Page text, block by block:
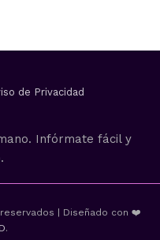
de Privacidad
Infórmate fácil y
| Diseñado con ❤️
.